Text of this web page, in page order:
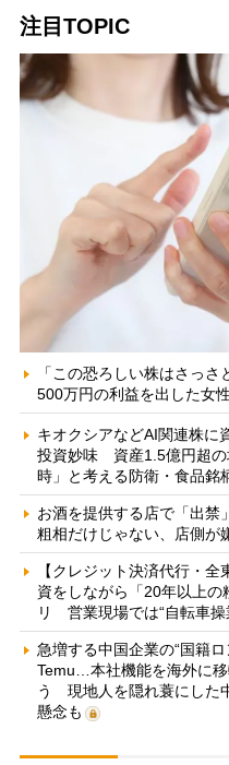
注目TOPIC
「この恐ろしい株はさっ
500万円の利益を出した女
キオクシアなどAI関連株に
投資妙味 資産1.5億円超の
時」と考える防衛・食品銘
お酒を提供する店で「出
粗相だけじゃない、店側が
【クレジット決済代行・
資をしながら「20年以上の
リ 営業現場では“自転車操
急増する中国企業の“国籍
Temu…本社機能を海外に
う 現地人を隠れ蓑にした
懸念も